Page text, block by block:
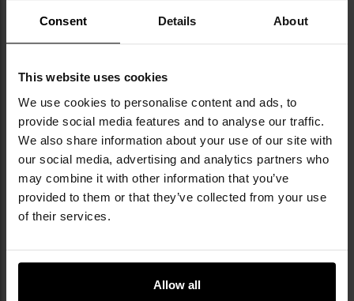
Consent Details About
This website uses cookies
We use cookies to personalise content and ads, to
provide social media features and to analyse our traffic.
We also share information about your use of our site with
our social media, advertising and analytics partners who
may combine it with other information that you’ve
provided to them or that they’ve collected from your use
of their services.
Allow all
КЛЮЧОВІ ХАРАКТЕРИСТИКИ
міцна конструкція
два світлодіоди OSRAM P9
невелика вага
клас захисту IP68
стійкість до падінь з висоти до 1,5 м
кут світіння 160 градусів